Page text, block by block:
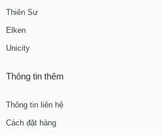
Thiên Sư
Elken
Unicity
Thông tin thêm
Thông tin liên hệ
Cách đặt hàng